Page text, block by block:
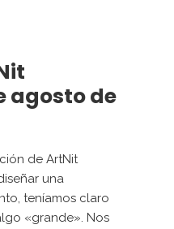
agosto de
de ArtNit
una
teníamos claro
«grande». Nos